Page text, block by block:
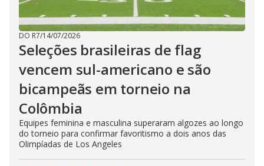
DO R7/14/07/2026
Seleções brasileiras de flag
vencem sul-americano e são
bicampeãs em torneio na
Colômbia
Equipes feminina e masculina superaram algozes ao longo
do torneio para confirmar favoritismo a dois anos das
Olimpíadas de Los Angeles